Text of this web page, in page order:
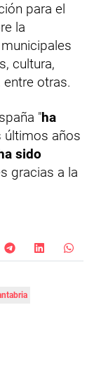
para el
la
cultura,
otras.
"ha
últimos años
sido
gracias a la